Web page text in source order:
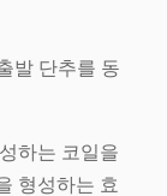
발 단추를 동
하는 코일을
형성하는 효